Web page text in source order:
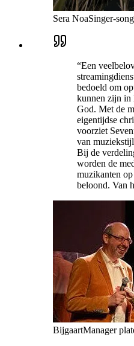
Sera NoaSinger-
“Een
bedoeld om
kunnen zijn
God. Met de
eigentijdse
voorziet
van
Bij de
worden de
muzikanten
beloond. Van
BijgaartManager